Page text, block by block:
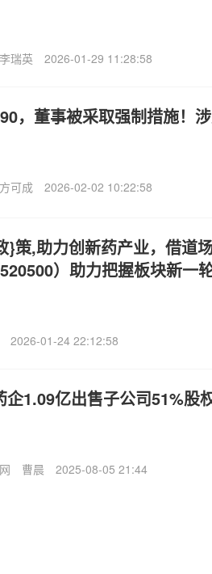
李瑞英 2026-01-29 11:28:58
，董事被采取强制措施！
方可成 2026-02-02 10:22:58
}策,助力创新药产业，借道
）助力把握板块新一
2026-01-24 22:12:58
企1.09亿出售子公司51%股
曹晨 2025-08-05 21:44